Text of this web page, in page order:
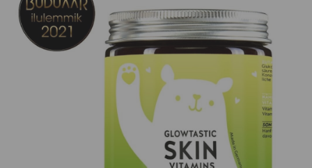
Alya Skin
Australian Pink
Clay Mask
Roosa savimask
SORTIMENDIST
TOOTEVALIKUS,
TOOTEID MEIE
Alya Skin
Australian Pink
Clay Mask
Roosa
SORTIMENDIST
ENAM
TOOTEVALIKUS,
VAADAKE
SARNASEID
KODULEHELT